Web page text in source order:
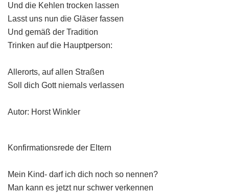
Und die Kehlen trocken lassen
Lasst uns nun die Gläser fassen
Und gemäß der Tradition
Trinken auf die Hauptperson:
Allerorts, auf allen Straßen
Soll dich Gott niemals verlassen
Autor: Horst Winkler
Konfirmationsrede der Eltern
Mein Kind- darf ich dich noch so nennen?
Man kann es jetzt nur schwer verkennen